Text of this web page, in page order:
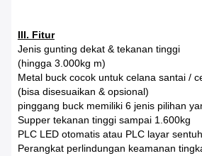
III. Fitur
Jenis gunting dekat & tekanan tinggi
(hingga 3.000kg m)
Metal buck cocok untuk celana santai /
(bisa disesuaikan & opsional)
pinggang buck memiliki 6 jenis pilihan
Supper tekanan tinggi sampai 1.600kg
PLC LED otomatis atau PLC layar
Perangkat perlindungan keamanan